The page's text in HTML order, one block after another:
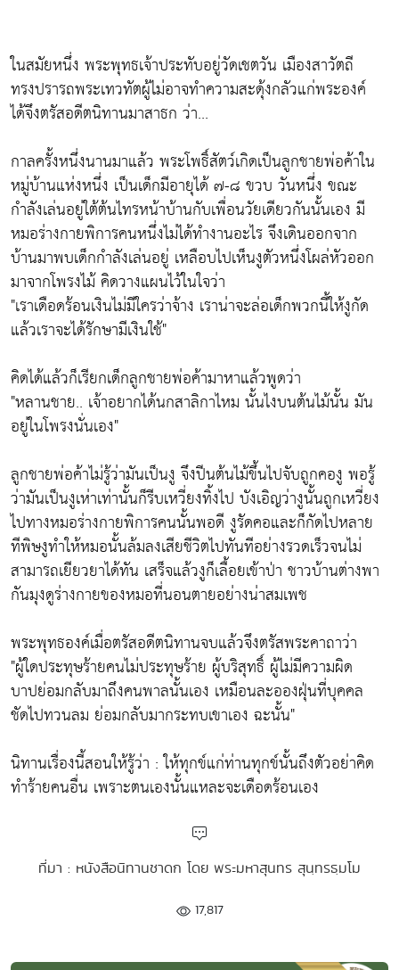
ในสมัยหนึ่ง พระพุทธเจ้าประทับอยู่วัดเชตวัน เมืองสาวัตถี
ทรงปรารถพระเทวทัตผู้ไม่อาจทำความสะดุ้งกลัวแก่พระองค์
ได้จึงตรัสอดีตนิทานมาสาธก ว่า...
กาลครั้งหนึ่งนานมาแล้ว พระโพธิ์สัตว์เกิดเป็นลูกชายพ่อค้าใน
หมู่บ้านแห่งหนึ่ง เป็นเด็กมีอายุได้ ๗-๘ ขวบ วันหนึ่ง ขณะ
กำลังเล่นอยู่ใต้ต้นไทรหน้าบ้านกับเพื่อนวัยเดียวกันนั้นเอง มี
หมอร่างกายพิการคนหนึ่งไม่ได้ทำงานอะไร จึงเดินออกจาก
บ้านมาพบเด็กกำลังเล่นอยู่ เหลือบไปเห็นงูตัวหนึ่งโผล่หัวออก
มาจากโพรงไม้ คิดวางแผนไว้ในใจว่า
"เราเดือดร้อนเงินไม่มีใครว่าจ้าง เราน่าจะล่อเด็กพวกนี้ให้งูกัด
แล้วเราจะได้รักษามีเงินใช้"
คิดได้แล้วก็เรียกเด็กลูกชายพ่อค้ามาหาแล้วพูดว่า
"หลานชาย.. เจ้าอยากได้นกสาลิกาไหม นั้นไงบนต้นไม้นั้น มัน
อยู่ในโพรงนั่นเอง"
ลูกชายพ่อค้าไม่รู้ว่ามันเป็นงู จึงปีนต้นไม้ขึ้นไปจับถูกคองู พอรู้
ว่ามันเป็นงูเห่าเท่านั้นก็รีบเหวี่ยงทิ้งไป บังเอิญว่างูนั้นถูกเหวี่ยง
ไปทางหมอร่างกายพิการคนนั้นพอดี งูรัดคอและก็กัดไปหลาย
ทีพิษงูทำให้หมอนั้นล้มลงเสียชีวิตไปทันทีอย่างรวดเร็วจนไม่
สามารถเยียวยาได้ทัน เสร็จแล้วงูก็เลื้อยเข้าป่า ชาวบ้านต่างพา
กันมุงดูร่างกายของหมอที่นอนตายอย่างน่าสมเพช
พระพุทธองค์เมื่อตรัสอดีตนิทานจบแล้วจึงตรัสพระคาถาว่า
"ผู้ใดประทุษร้ายคนไม่ประทุษร้าย ผู้บริสุทธิ์ ผู้ไม่มีความผิด
บาปย่อมกลับมาถึงคนพาลนั้นเอง เหมือนละอองฝุ่นที่บุคคล
ชัดไปทวนลม ย่อมกลับมากระทบเขาเอง ฉะนั้น"
นิทานเรื่องนี้สอนให้รู้ว่า : ให้ทุกข์แก่ท่านทุกข์นั้นถึงตัวอย่าคิด
ทำร้ายคนอื่น เพราะตนเองนั้นแหละจะเดือดร้อนเอง
ที่มา : หนังสือนิทานชาดก โดย พระมหาสุนทร สุนฺทรธฺมโม
17,817